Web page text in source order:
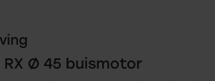
RX Ø 45 buismotor